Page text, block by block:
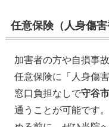
任意保険（人身傷
加害者の方や自損事
任意保険に「人身傷
窓口負担なしで守谷
通うことが可能です